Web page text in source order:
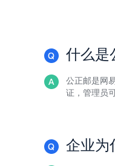
什么是
公正邮是网
证，管理员
企业为